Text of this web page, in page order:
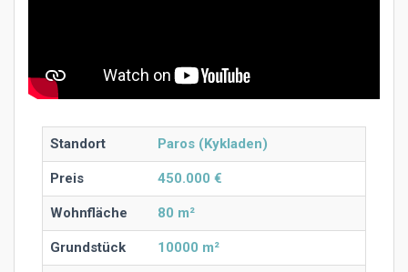
Standort Paros (Kykladen)
Preis 450.000 €
Wohnfläche 80 m²
Grundstück 10000 m²